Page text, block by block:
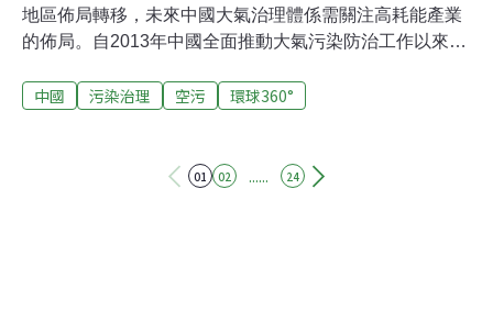
地區佈局轉移，未來中國大氣治理體係需關注高耗能產業
的佈局。自2013年中國全面推動大氣污染防治工作以來，
「空氣品質生命指數」數據顯示，從2014～2022年，中國
全國標準限值，與2015年相比，PM2.5年均濃度下降了
中國 污染治理 空污 環球360°
01 02 ...... 24